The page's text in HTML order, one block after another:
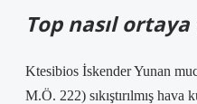
Top nasıl ortaya
Ktesibios İskender Yunan
M.Ö. 222) sıkıştırılmış